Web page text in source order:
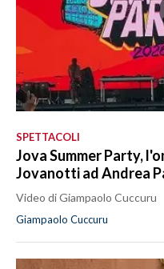
SPETTACOLI
Jova Summer Party,
Jovanotti ad Andrea
Video di Giampaolo Cuccuru
Giampaolo Cuccuru